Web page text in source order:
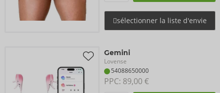
sélectionner la liste d'envie
Gemini
Lovense
54088650000
PPC: 89,00 €